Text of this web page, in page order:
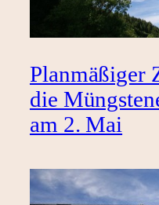
Planmäßiger
die
am 2. Mai